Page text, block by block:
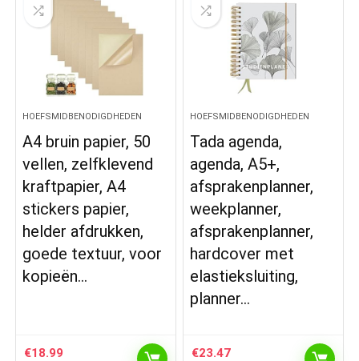
HOEFSMIDBENODIGDHEDEN
A4 bruin papier, 50
vellen, zelfklevend
kraftpapier, A4
stickers papier,
helder afdrukken,
goede textuur, voor
kopieën…
€18.99
HOEFSMIDBENODIGDHEDEN
Tada agenda,
agenda, A5+,
afsprakenplanner,
weekplanner,
afsprakenplanner,
hardcover met
elastieksluiting,
planner…
€23.47